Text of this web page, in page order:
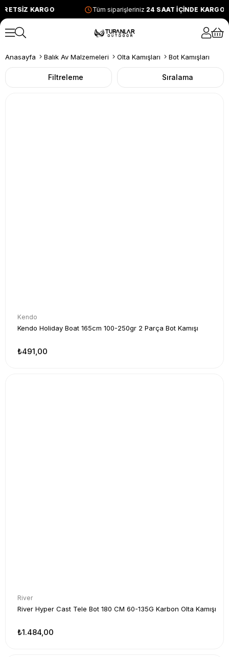
KARGO Tüm siparişleriniz24 SAAT İÇİNDE KARGODA
Anasayfa Balık Av Malzemeleri Olta Kamışları Bot Kamışları
Filtreleme Sıralama
Kendo
Kendo Holiday Boat 165cm 100-250gr 2 Parça Bot Kamışı
₺491,00
River
River Hyper Cast Tele Bot 180 CM 60-135G Karbon Olta Kamışı
₺1.484,00